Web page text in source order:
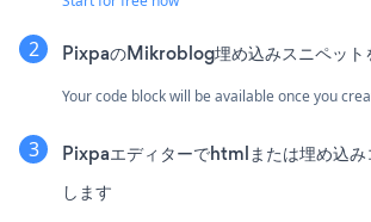
PixpaのMikroblog埋め込みスニペット
Your code block will be available once you
Pixpaエディターでhtmlまたは埋め込み
します